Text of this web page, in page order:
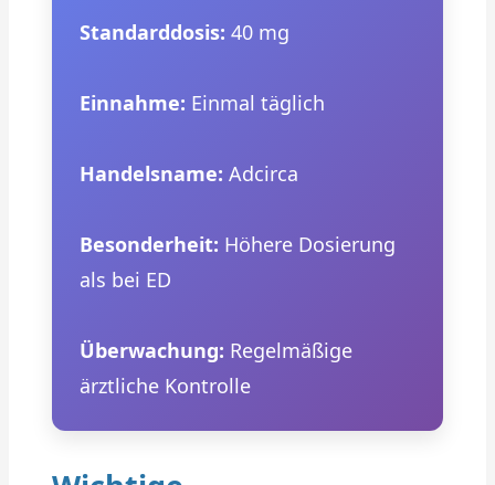
Standarddosis: 40 mg
Einnahme: Einmal täglich
Handelsname: Adcirca
Besonderheit: Höhere Dosierung
als bei ED
Überwachung: Regelmäßige
ärztliche Kontrolle